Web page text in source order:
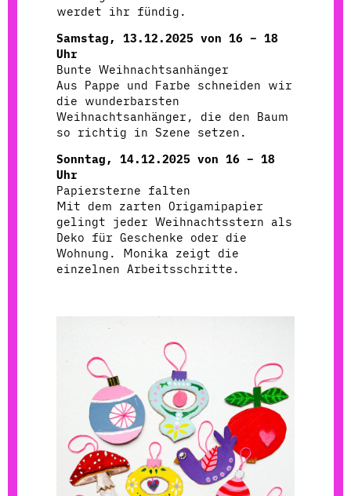
werdet ihr fündig.
Samstag, 13.12.2025 von 16 – 18
Uhr
Bunte Weihnachtsanhänger
Aus Pappe und Farbe schneiden wir
die wunderbarsten
Weihnachtsanhänger, die den Baum
so richtig in Szene setzen.
Sonntag, 14.12.2025 von 16 – 18
Uhr
Papiersterne falten
Mit dem zarten Origamipapier
gelingt jeder Weihnachtsstern als
Deko für Geschenke oder die
Wohnung. Monika zeigt die
einzelnen Arbeitsschritte.